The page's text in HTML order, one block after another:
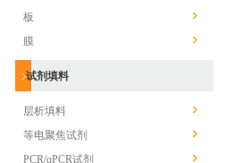
板
膜
试剂填料
层析填料
等电聚焦试剂
PCR/qPCR试剂